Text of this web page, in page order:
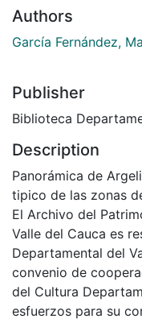
Authors
García Fernández,
Publisher
Biblioteca
Description
Panorámica de
tipico de las zonas
El Archivo del
Valle del Cauca es
Departamental del
convenio de
del Cultura
esfuerzos para su